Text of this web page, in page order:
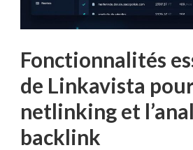
Fonctionnalités
de Linkavista
netlinking et
backlink